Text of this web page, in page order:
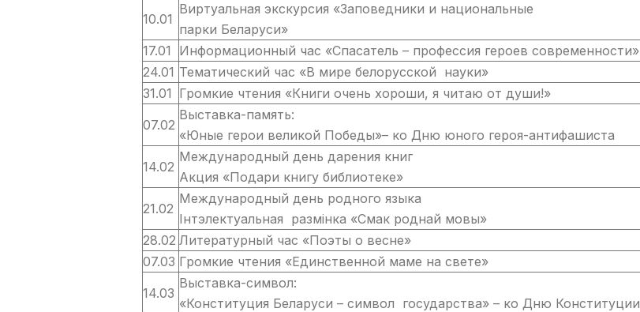
10.01
Виртуальная экскурсия «Заповедники и национальные
парки Беларуси»
17.01
Информационный час «Спасатель – профессия героев современности»
24.01 Тематический час «В мире белорусской науки»
31.01 Громкие чтения «Книги очень хороши, я читаю от души!»
07.02
Выставка-память:
«Юные герои великой Победы»– ко Дню юного героя-антифашиста
14.02
Международный день дарения книг
Акция «Подари книгу библиотеке»
21.02
Международный день родного языка
Інтэлектуальная размінка «Смак роднай мовы»
28.02 Литературный час «Поэты о весне»
07.03 Громкие чтения «Единственной маме на свете»
14.03
Выставка-символ:
«Конституция Беларуси – символ государства» – ко Дню Конституции